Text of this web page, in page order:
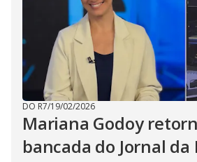
DO R7/19/02/2026
Mariana Godoy
bancada do Jornal da